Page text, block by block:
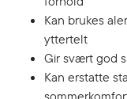
Kan brukes
yttertelt
Gir svært god
Kan erstatte